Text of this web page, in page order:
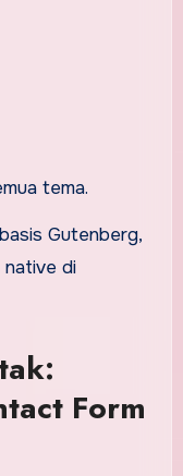
tema.
Gutenberg,
di
Form